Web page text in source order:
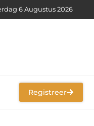
6 Augustus 2026
Registreer